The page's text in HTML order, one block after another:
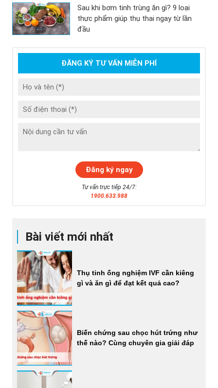
Sau khi bơm tinh trùng ăn gì? 9 loại
thực phẩm giúp thụ thai ngay từ lần
đầu
Bài viết mới nhất
Thụ tinh ống nghiệm IVF cần kiêng
gì và ăn gì để đạt kết quả cao?
Biến chứng sau chọc hút trứng như
thế nào? Cùng chuyên gia giải đáp
ĐĂNG KÝ TƯ VẤN MIỄN PHÍ
Tư vấn trực tiếp 24/7:
1900.633.988